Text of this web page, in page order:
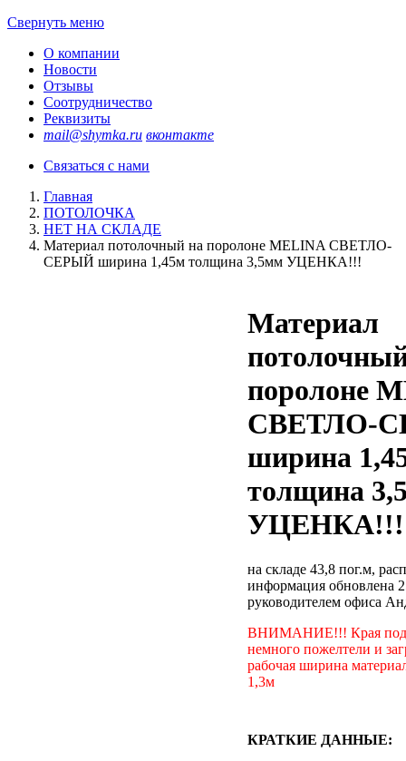
Свернуть меню
О компании
Новости
Отзывы
Соотрудничество
Реквизиты
mail@shymka.ru вконтакте
Связаться с нами
Главная
ПОТОЛОЧКА
НЕТ НА СКЛАДЕ
Материал потолочный на поролоне MELINA СВЕТЛО-
СЕРЫЙ ширина 1,45м толщина 3,5мм УЦЕНКА!!!
Материал
поролоне
СВЕТЛО-
ширина
толщина
УЦЕНКА!!!
на складе 43,8 пог.м,
информация обновлена
руководителем офиса
ВНИМАНИЕ!!! Края
немного пожелтели и
рабочая ширина
1,3м
КРАТКИЕ ДАННЫЕ: